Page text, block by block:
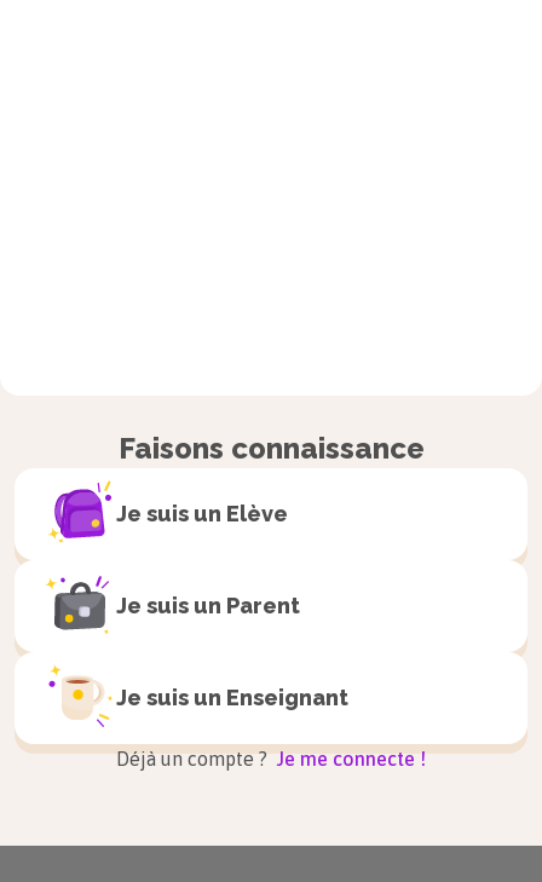
Faisons connaissance
Je suis un Elève
Je suis un Parent
Je suis un Enseignant
Déjà un compte ? Je me connecte !